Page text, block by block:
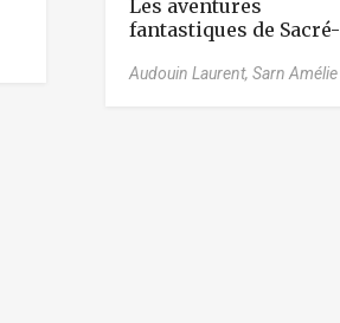
Les aventures
fantastiques de Sacré-
maudit de Montmartre
Audouin Laurent, Sarn Amélie